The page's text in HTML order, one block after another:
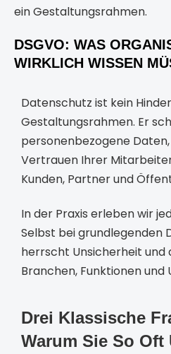
DSGVO: WAS
WIRKLICH WISSEN
Datenschutz ist kein
Gestaltungsrahmen. Er
personenbezogene
Vertrauen Ihrer
Kunden, Partner und
In der Praxis erleben wir
Selbst bei grundlegenden
herrscht Unsicherheit und
Branchen, Funktionen
Drei Klassische
Warum Sie So